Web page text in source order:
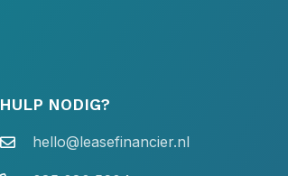
HULP NODIG?
hello@leasefinancier.nl